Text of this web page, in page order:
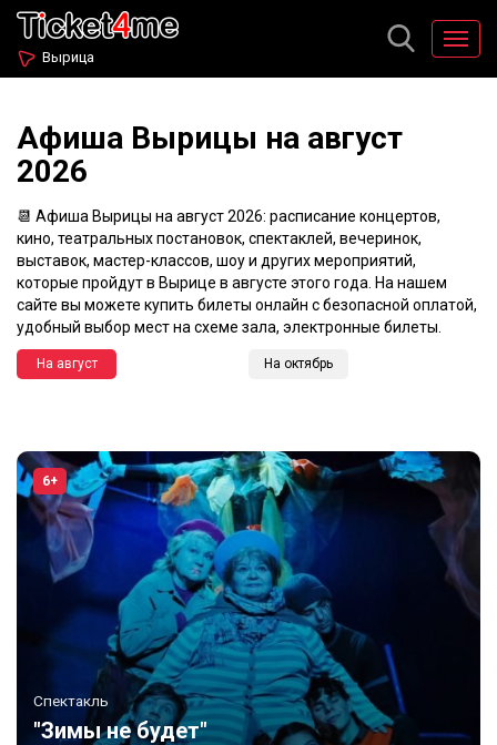
Вырица
Афиша Вырицы на август
2026
📆 Афиша Вырицы на август 2026: расписание концертов,
кино, театральных постановок, спектаклей, вечеринок,
выставок, мастер-классов, шоу и других мероприятий,
которые пройдут в Вырице в августе этого года. На нашем
сайте вы можете купить билеты онлайн с безопасной оплатой,
удобный выбор мест на схеме зала, электронные билеты.
На август На октябрь
6+
Спектакль
"Зимы не будет"